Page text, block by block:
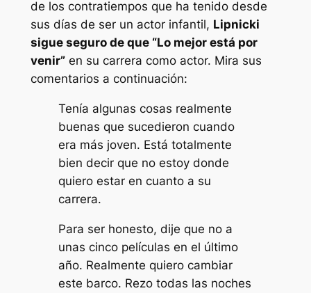
de los contratiempos que ha tenido desde
sus días de ser un actor infantil, Lipnicki
sigue seguro de que “Lo mejor está por
venir”en su carrera como actor. Mira sus
comentarios a continuación:
Tenía algunas cosas realmente
buenas que sucedieron cuando
era más joven. Está totalmente
bien decir que no estoy donde
quiero estar en cuanto a su
carrera.
Para ser honesto, dije que no a
unas cinco películas en el último
año. Realmente quiero cambiar
este barco. Rezo todas las noches